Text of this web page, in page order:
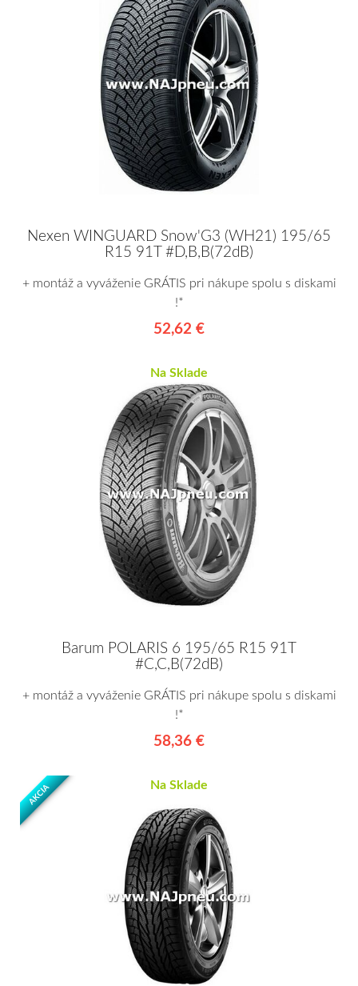
Nexen WINGUARD Snow'G3 (WH21) 195/65
R15 91T #D,B,B(72dB)
+ montáž a vyváženie GRÁTIS pri nákupe spolu s diskami
!*
52,62 €
Na Sklade
Barum POLARIS 6 195/65 R15 91T
#C,C,B(72dB)
+ montáž a vyváženie GRÁTIS pri nákupe spolu s diskami
!*
58,36 €
AKCIA Na Sklade